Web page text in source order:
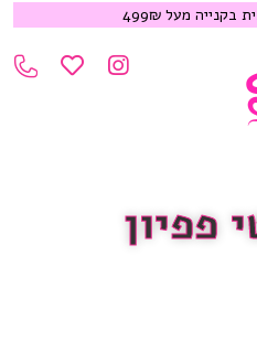
מעל 499₪
פפיון